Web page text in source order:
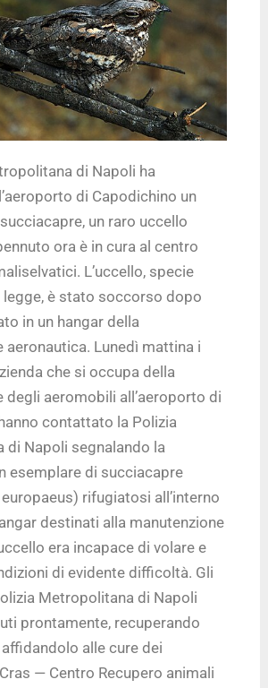
di Napoli ha
di Capodichino un
un raro uccello
ora è in cura al centro
L’uccello, specie
è stato soccorso dopo
in un hangar della
aeronautica. Lunedì mattina i
che si occupa della
degli aeromobili all’aeroporto di
contattato la Polizia
di Napoli segnalando la
esemplare di succiacapre
rifugiatosi all’interno
destinati alla manutenzione
era incapace di volare e
di evidente difficoltà. Gli
Metropolitana di Napoli
prontamente, recuperando
affidandolo alle cure dei
— Centro Recupero animali